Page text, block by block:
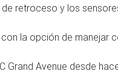
retroceso y los
la opción de manejar
Grand Avenue desde